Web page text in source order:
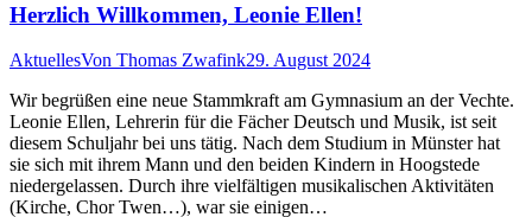
Herzlich Willkommen, Leonie Ellen!
AktuellesVon Thomas Zwafink29. August 2024
Wir begrüßen eine neue Stammkraft am Gymnasium an der Vechte.
Leonie Ellen, Lehrerin für die Fächer Deutsch und Musik, ist seit
diesem Schuljahr bei uns tätig. Nach dem Studium in Münster hat
sie sich mit ihrem Mann und den beiden Kindern in Hoogstede
niedergelassen. Durch ihre vielfältigen musikalischen Aktivitäten
(Kirche, Chor Twen…), war sie einigen…